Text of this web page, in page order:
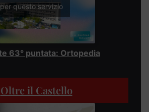
questo servizio
63° puntata: Ortopedia
Oltre il Castello